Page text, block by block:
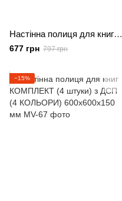
Настінна полиця для книг з ДСП (4 КОЛЬОРИ) 914x166x166 мм
677 грн 797 грн
−15%